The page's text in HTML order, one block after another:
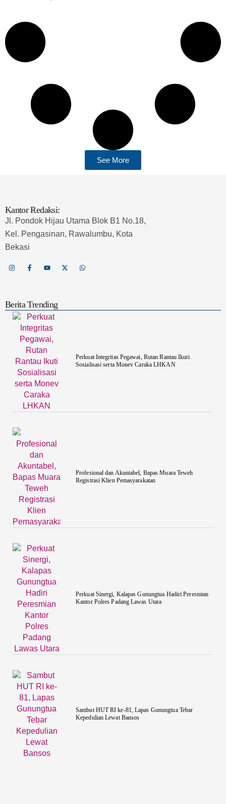
See More
Kantor Redaksi:
Jl. Pondok Hijau Utama Blok B1 No.18,
Kel. Pengasinan, Rawalumbu, Kota
Bekasi
Berita Trending
Perkuat Integritas Pegawai, Rutan Rantau Ikuti
Sosialisasi serta Monev Caraka LHKAN
‎Profesional dan Akuntabel, Bapas Muara Teweh
Registrasi Klien Pemasyarakatan
Perkuat Sinergi, Kalapas Gunungtua Hadiri Peresmian
Kantor Polres Padang Lawas Utara
Sambut HUT RI ke-81, Lapas Gunungtua Tebar
Kepedulian Lewat Bansos